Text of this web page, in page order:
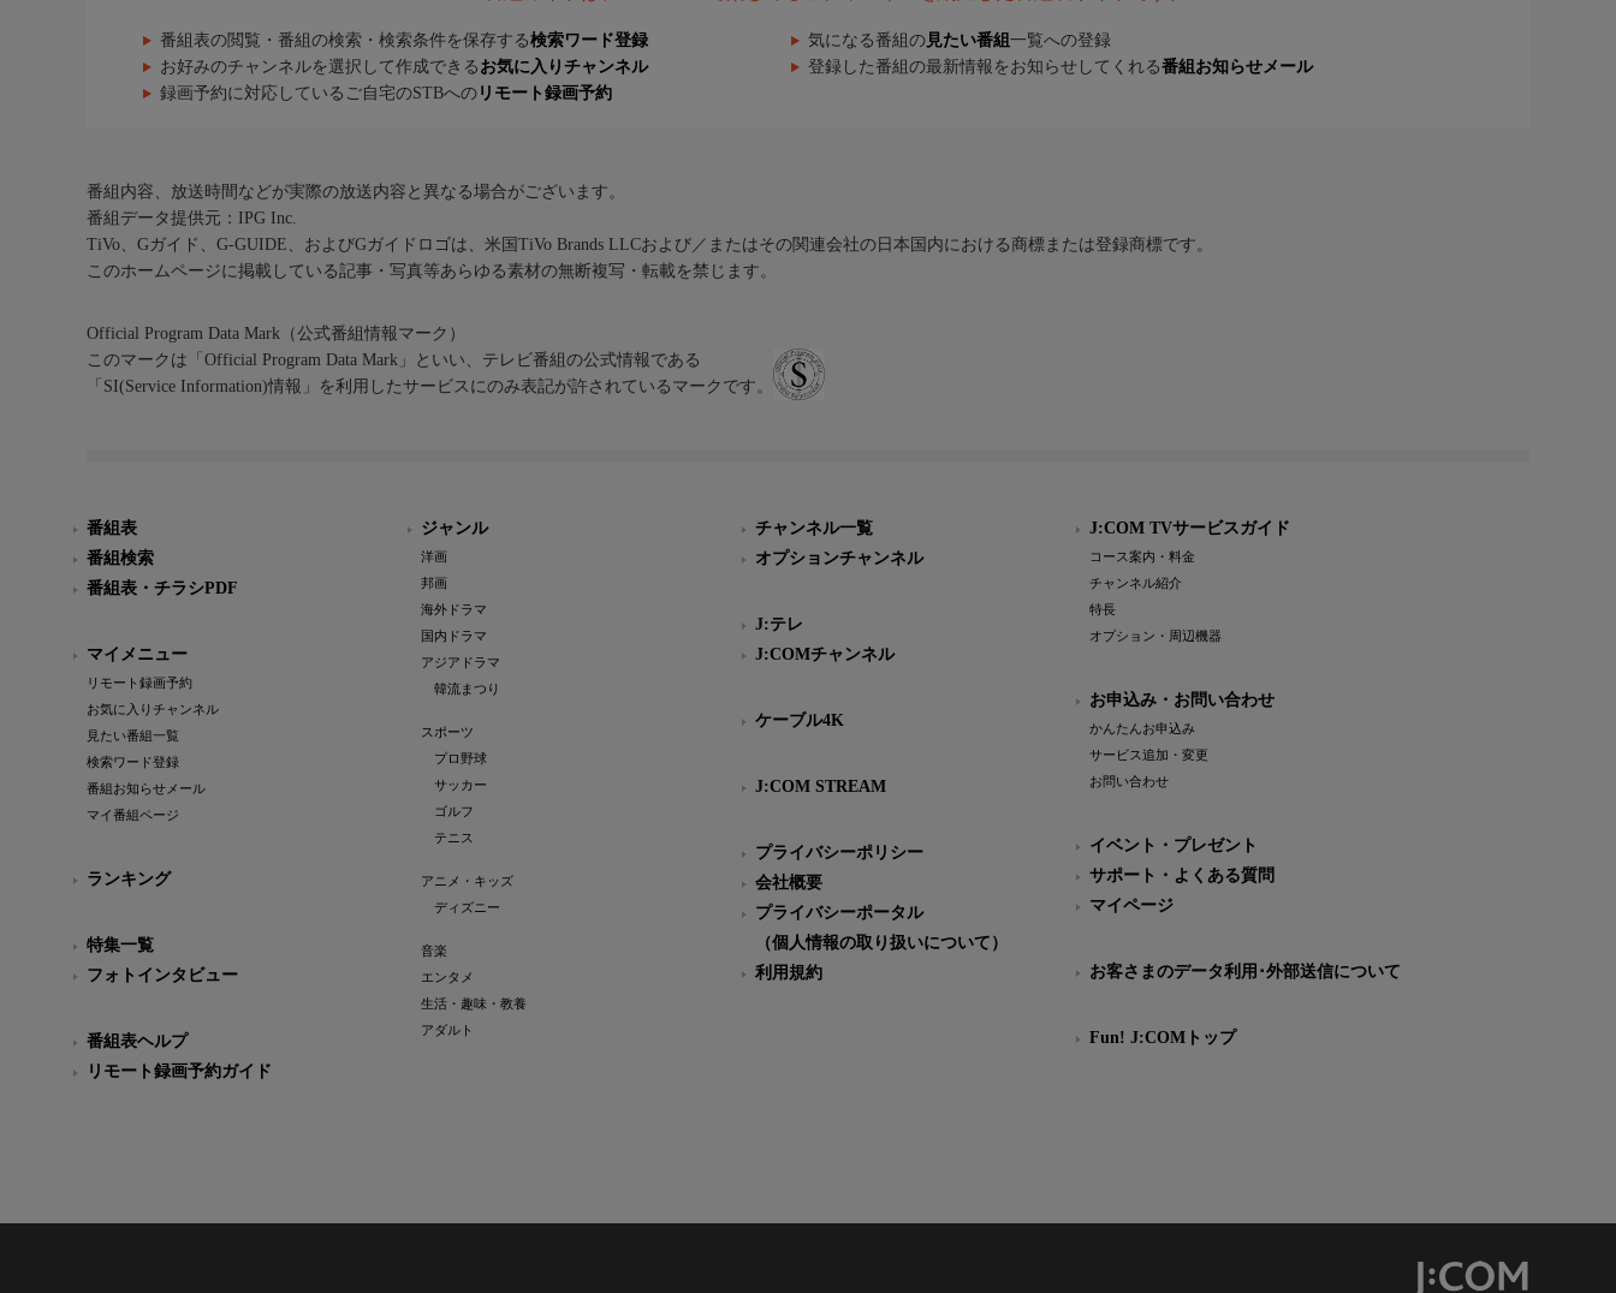
番組表の閲覧・番組の検索・検索条件を保存する検索ワード登録 気になる番組の 見たい番組 一覧への登録
お好みのチャンネルを選択して作成できる お気に入りチャンネル 登録した番組の最新情報をお知らせしてくれる番組お知らせメール
録画予約に対応しているご自宅のSTBへの リモート録画予約
番組内容、放送時間などが実際の放送内容と異なる場合がございます。
番組データ提供元：IPG Inc.
TiVo、Gガイド、G-GUIDE、およびGガイドロゴは、米国TiVo Brands LLCおよび／またはその関連会社の日本国内における商標または登録商標です。
このホームページに掲載している記事・写真等あらゆる素材の無断複写・転載を禁じます。
Official Program Data Mark（公式番組情報マーク）
このマークは「Official Program Data Mark」といい、テレビ番組の公式情報である
「SI(Service Information)情報」を利用したサービスにのみ表記が許されているマークです。
番組表
番組検索
番組表・チラシPDF
マイメニュー
リモート録画予約
お気に入りチャンネル
見たい番組一覧
検索ワード登録
番組お知らせメール
マイ番組ページ
ランキング
特集一覧
フォトインタビュー
番組表ヘルプ
リモート録画予約ガイド
ジャンル
洋画
邦画
海外ドラマ
国内ドラマ
アジアドラマ
韓流まつり
スポーツ
プロ野球
サッカー
ゴルフ
テニス
アニメ・キッズ
ディズニー
音楽
エンタメ
生活・趣味・教養
アダルト
チャンネル一覧
オプションチャンネル
J:テレ
J:COMチャンネル
ケーブル4K
J:COM STREAM
プライバシーポリシー
会社概要
プライバシーポータル
（個人情報の取り扱いについて）
利用規約
J:COM TVサービスガイド
コース案内・料金
チャンネル紹介
特長
オプション・周辺機器
お申込み・お問い合わせ
かんたんお申込み
サービス追加・変更
お問い合わせ
イベント・プレゼント
サポート・よくある質問
マイページ
お客さまのデータ利用･外部送信について
Fun! J:COMトップ